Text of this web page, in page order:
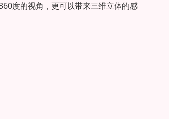
度的视角，更可以带来三维立体的感